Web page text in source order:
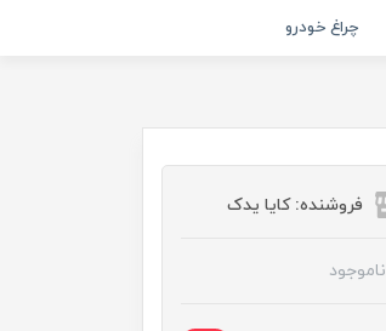
چراغ خودرو
فروشنده: کایا یدک
ناموجود